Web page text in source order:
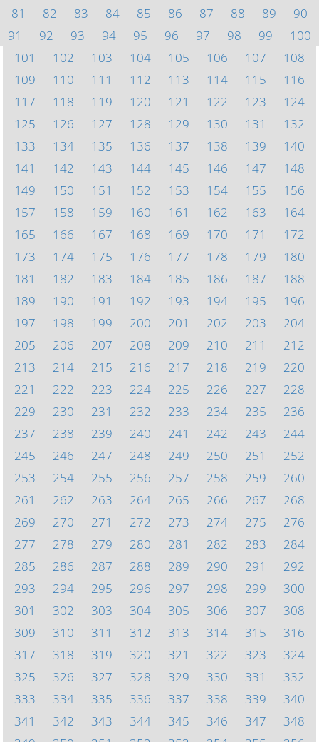
81
82 83 84 85 86 87 88 89
90
91
92 93 94 95 96 97 98 99
100
101
102 103 104 105 106 107
108
109
110 111 112 113 114 115
116
117
118 119 120 121 122 123
124
125
126 127 128 129 130 131
132
133
134 135 136 137 138 139
140
141
142 143 144 145 146 147
148
149
150 151 152 153 154 155
156
157
158 159 160 161 162 163
164
165
166 167 168 169 170 171
172
173
174 175 176 177 178 179
180
181
182 183 184 185 186 187
188
189
190 191 192 193 194 195
196
197
198 199 200 201 202 203
204
205
206 207 208 209 210 211
212
213
214 215 216 217 218 219
220
221
222 223 224 225 226 227
228
229
230 231 232 233 234 235
236
237
238 239 240 241 242 243
244
245
246 247 248 249 250 251
252
253
254 255 256 257 258 259
260
261
262 263 264 265 266 267
268
269
270 271 272 273 274 275
276
277
278 279 280 281 282 283
284
285
286 287 288 289 290 291
292
293
294 295 296 297 298 299
300
301
302 303 304 305 306 307
308
309
310 311 312 313 314 315
316
317
318 319 320 321 322 323
324
325
326 327 328 329 330 331
332
333
334 335 336 337 338 339
340
341
342 343 344 345 346 347
348